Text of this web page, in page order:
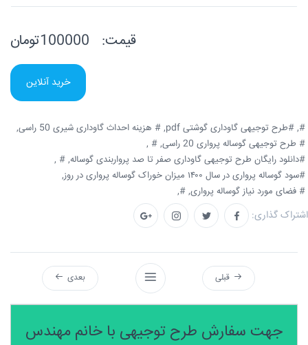
قیمت:
خرید آنلاین
#, #طرح توجیهی گاوداری گوشتی pdf,
# هزینه احداث گاوداری شیری 50 راسی,
# طرح توجیهی گوساله پرواری 20 راسی,
# ,
#دانلود رایگان طرح توجیهی گاوداری صفر تا صد پرواربندی گوساله, # ,
#سود گوساله پرواری در سال ۱۴۰۰ میزان خوراک گوساله پرواری در روز,
# فضای مورد نیاز گوساله پرواری, #,
اشتراک گذاری:
قبلی بعدی
جهت سفارش طرح توجیهی با خانم مهندس